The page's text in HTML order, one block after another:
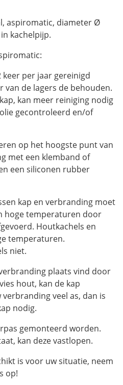
aspiromatic, diameter Ø
kachelpijp.
per jaar gereinigd
de lagers de behouden.
kan meer reiniging nodig
gecontroleerd en/of
op het hoogste punt van
met een klemband of
een siliconen rubber
kap en verbranding moet
hoge temperaturen door
Houtkachels en
temperaturen.
niet.
plaats vind door
hout, kan de kap
veel as, dan is
nodig.
gemonteerd worden.
kan deze vastlopen.
is voor uw situatie, neem
op!